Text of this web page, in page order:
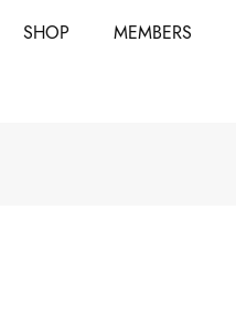
SHOP MEMBERS